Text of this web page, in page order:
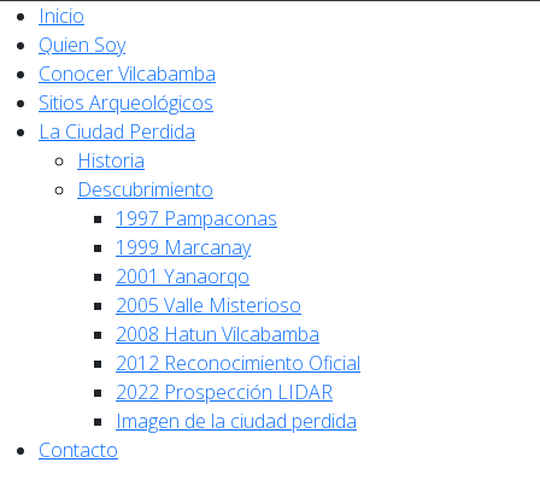
Inicio
Quien Soy
Conocer Vilcabamba
Sitios Arqueológicos
La Ciudad Perdida
Historia
Descubrimiento
1997 Pampaconas
1999 Marcanay
2001 Yanaorqo
2005 Valle Misterioso
2008 Hatun Vilcabamba
2012 Reconocimiento Oficial
2022 Prospección LIDAR
Imagen de la ciudad perdida
Contacto